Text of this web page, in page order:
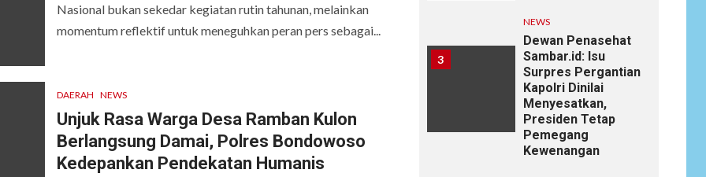
Nasional bukan sekedar kegiatan rutin tahunan, melainkan
momentum reflektif untuk meneguhkan peran pers sebagai...
DAERAH NEWS
Unjuk Rasa Warga Desa Ramban Kulon
Berlangsung Damai, Polres Bondowoso
Kedepankan Pendekatan Humanis
3
NEWS
Dewan Penasehat
Sambar.id: Isu
Surpres Pergantian
Kapolri Dinilai
Menyesatkan,
Presiden Tetap
Pemegang
Kewenangan